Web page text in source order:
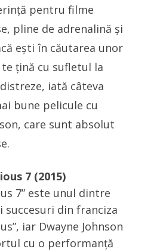
pentru filme
pline de adrenalină și
ești în căutarea unor
țină cu sufletul la
iată câteva
bune pelicule cu
care sunt absolut
7 (2015)
7” este unul dintre
succesuri din franciza
iar Dwayne Johnson
cu o performanță